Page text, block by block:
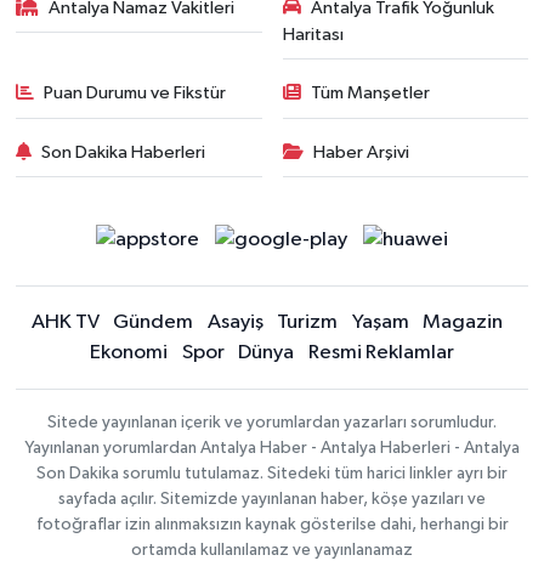
Antalya Namaz Vakitleri
Antalya Trafik Yoğunluk
Haritası
Puan Durumu ve Fikstür Tüm Manşetler
Son Dakika Haberleri Haber Arşivi
AHK TV Gündem Asayiş Turizm Yaşam
Magazin
Ekonomi
Spor Dünya Resmi Reklamlar
Sitede yayınlanan içerik ve yorumlardan yazarları sorumludur.
Yayınlanan yorumlardan Antalya Haber - Antalya Haberleri - Antalya
Son Dakika sorumlu tutulamaz. Sitedeki tüm harici linkler ayrı bir
sayfada açılır. Sitemizde yayınlanan haber, köşe yazıları ve
fotoğraflar izin alınmaksızın kaynak gösterilse dahi, herhangi bir
ortamda kullanılamaz ve yayınlanamaz